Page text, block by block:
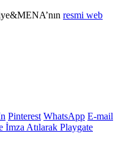
resmi web
Pinterest WhatsApp E-mail
Atılarak Playgate